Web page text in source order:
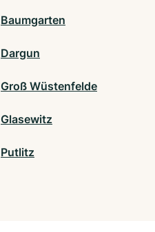
Baumgarten
Dargun
Groß Wüstenfelde
Glasewitz
Putlitz